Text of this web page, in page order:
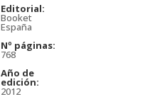
Editorial:
Booket
España
Nº páginas:
768
Año de
edición:
2012